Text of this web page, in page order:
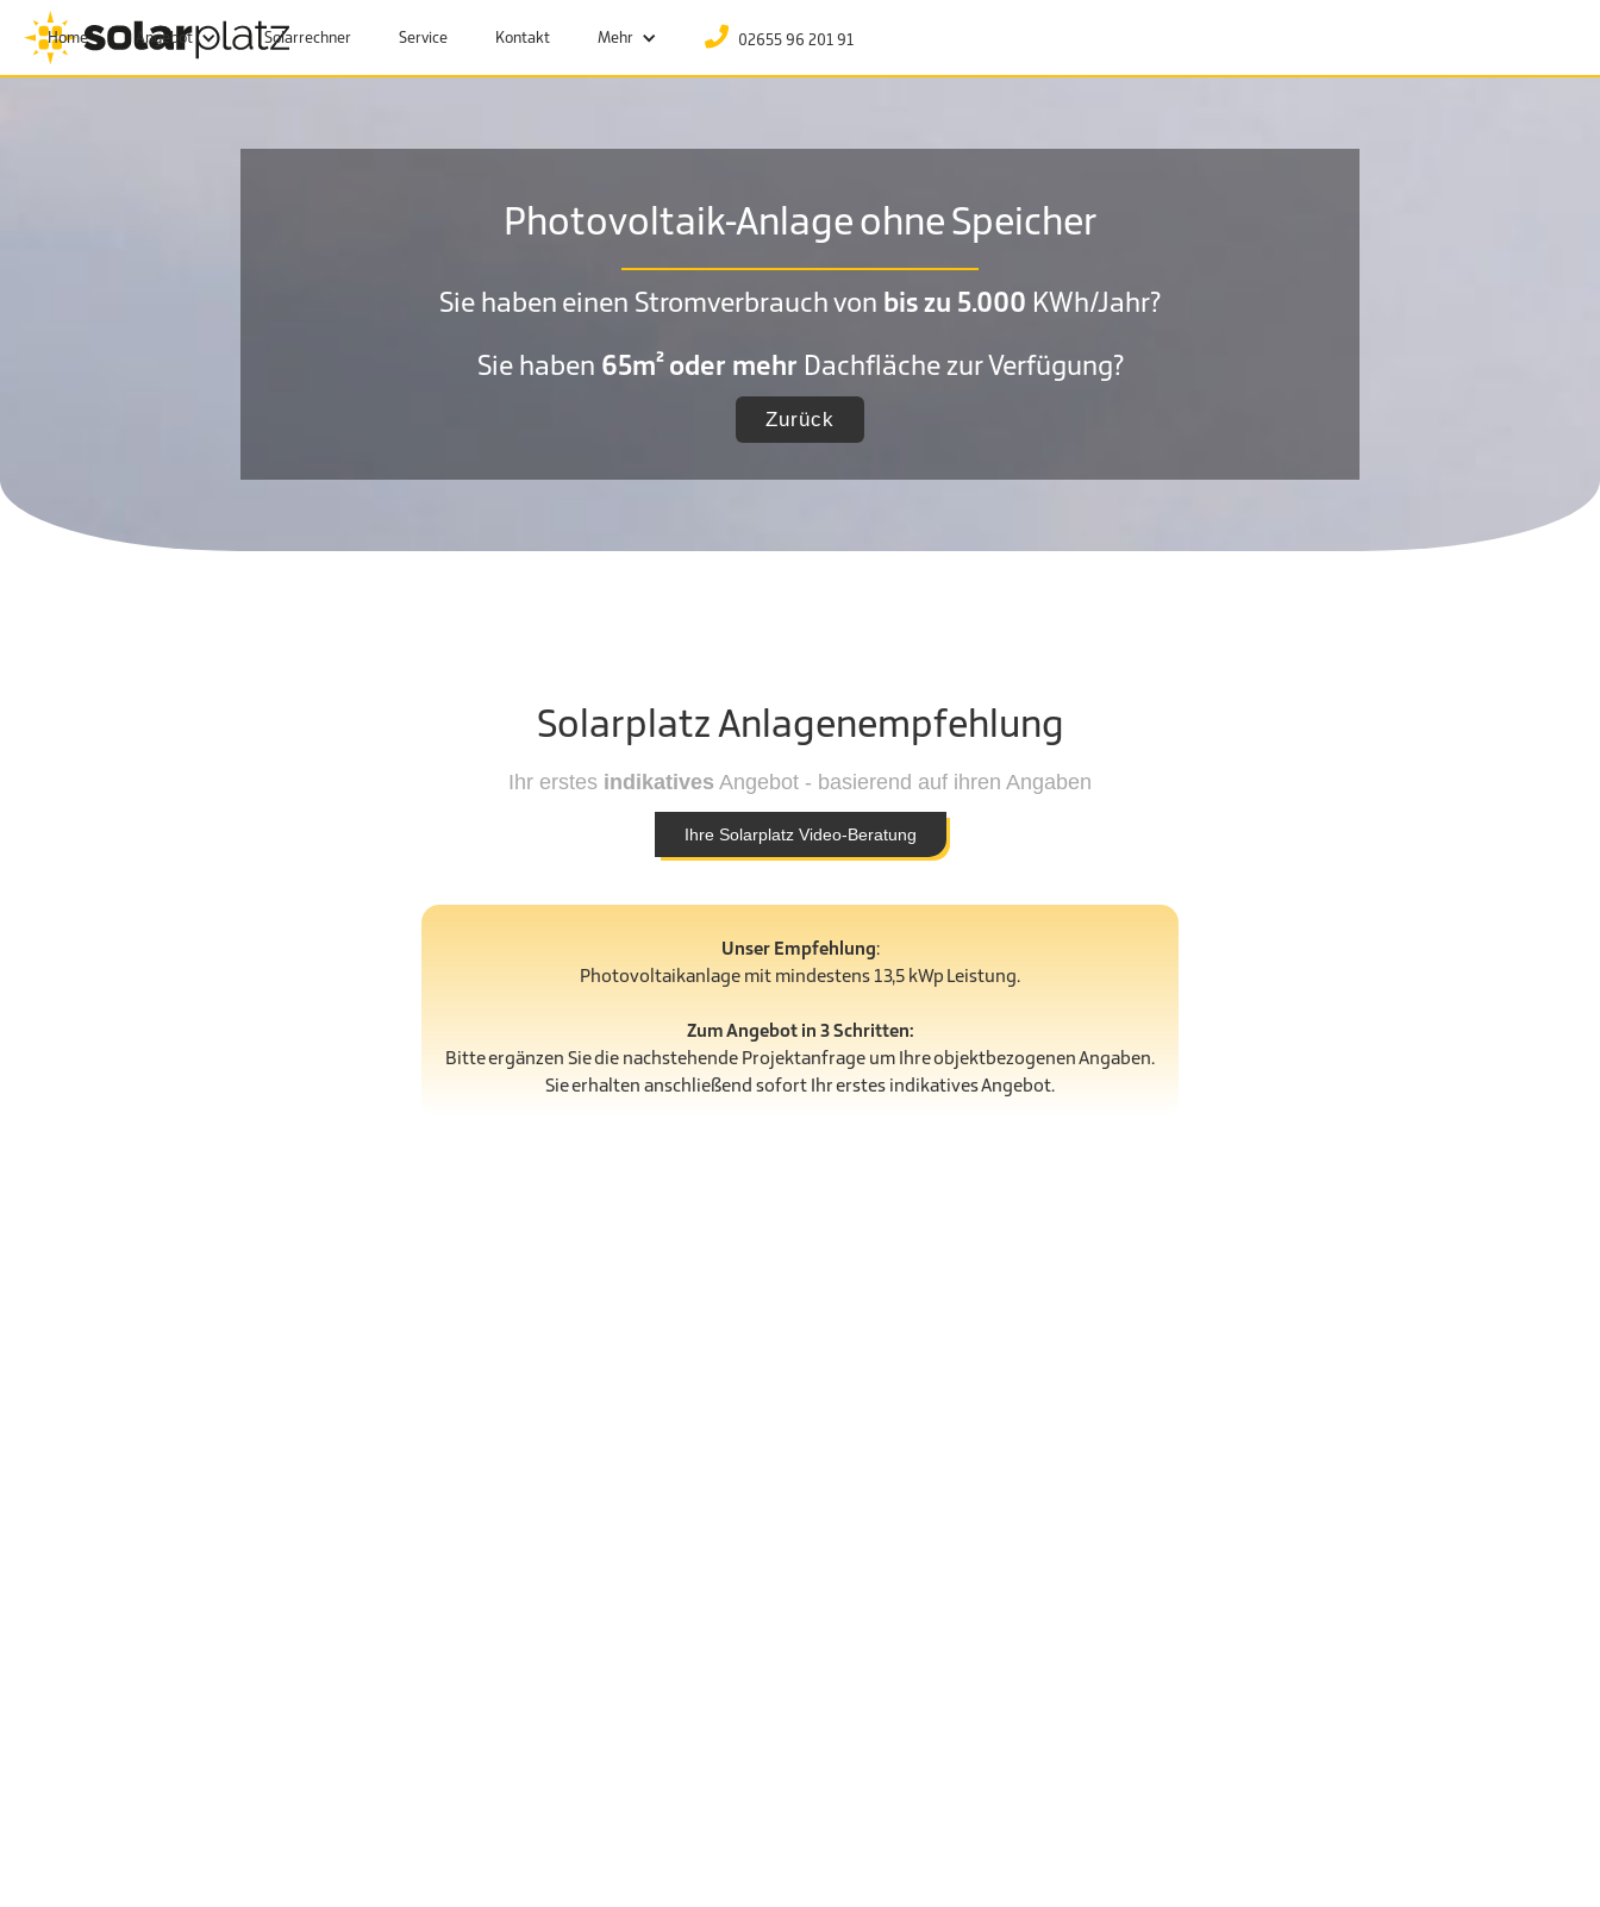
Home Angebot Solarrechner Service Kontakt Mehr PHONE 02655 96 201 91
Photovoltaik-Anlage ohne Speicher
Sie haben einen Stromverbrauch von bis zu 5.000 KWh/Jahr?
Sie haben 65m² oder mehr Dachfläche zur Verfügung?
Zurück
Solarplatz Anlagenempfehlung
Ihr erstes indikatives Angebot - basierend auf ihren Angaben
Ihre Solarplatz Video-Beratung
Unser Empfehlung:
Photovoltaikanlage mit mindestens 13,5 kWp Leistung.
Zum Angebot in 3 Schritten:
Bitte ergänzen Sie die nachstehende Projektanfrage um Ihre objektbezogenen Angaben.
Sie erhalten anschließend sofort Ihr erstes indikatives Angebot.